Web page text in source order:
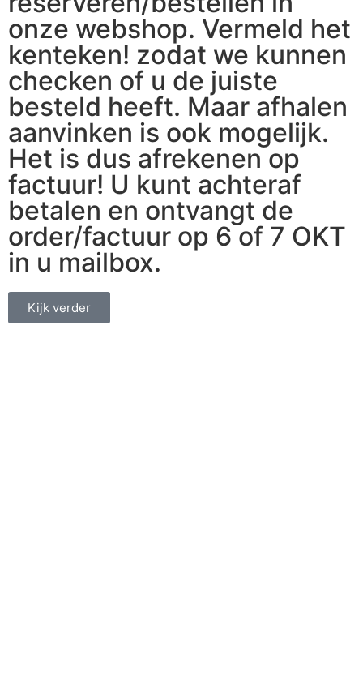
onze webshop. Vermeld het
kenteken! zodat we kunnen
checken of u de juiste
besteld heeft. Maar afhalen
aanvinken is ook mogelijk.
Het is dus afrekenen op
factuur! U kunt achteraf
betalen en ontvangt de
order/factuur op 6 of 7 OKT
in u mailbox.
Kijk verder